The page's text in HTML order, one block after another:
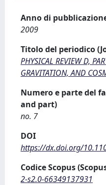
Anno di
2009
Titolo del periodico
PHYSICAL REVIEW D,
GRAVITATION, AND
Numero e parte del
and part)
no. 7
DOI
https://dx.doi.org/
Codice Scopus
2-s2.0-66349137931